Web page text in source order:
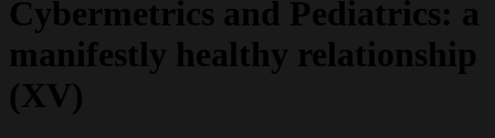
Cybermetrics and Pediatrics: a
manifestly healthy relationship
(XV)